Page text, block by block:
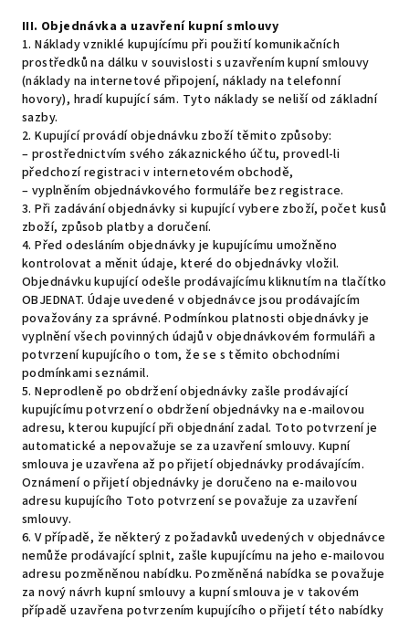
III. Objednávka a uzavření kupní smlouvy
1. Náklady vzniklé kupujícímu při použití komunikačních
prostředků na dálku v souvislosti s uzavřením kupní smlouvy
(náklady na internetové připojení, náklady na telefonní
hovory), hradí kupující sám. Tyto náklady se neliší od základní
sazby.
2. Kupující provádí objednávku zboží těmito způsoby:
– prostřednictvím svého zákaznického účtu, provedl-li
předchozí registraci v internetovém obchodě,
– vyplněním objednávkového formuláře bez registrace.
3. Při zadávání objednávky si kupující vybere zboží, počet kusů
zboží, způsob platby a doručení.
4. Před odesláním objednávky je kupujícímu umožněno
kontrolovat a měnit údaje, které do objednávky vložil.
Objednávku kupující odešle prodávajícímu kliknutím na tlačítko
OBJEDNAT. Údaje uvedené v objednávce jsou prodávajícím
považovány za správné. Podmínkou platnosti objednávky je
vyplnění všech povinných údajů v objednávkovém formuláři a
potvrzení kupujícího o tom, že se s těmito obchodními
podmínkami seznámil.
5. Neprodleně po obdržení objednávky zašle prodávající
kupujícímu potvrzení o obdržení objednávky na e-mailovou
adresu, kterou kupující při objednání zadal. Toto potvrzení je
automatické a nepovažuje se za uzavření smlouvy. Kupní
smlouva je uzavřena až po přijetí objednávky prodávajícím.
Oznámení o přijetí objednávky je doručeno na e-mailovou
adresu kupujícího Toto potvrzení se považuje za uzavření
smlouvy.
6. V případě, že některý z požadavků uvedených v objednávce
nemůže prodávající splnit, zašle kupujícímu na jeho e-mailovou
adresu pozměněnou nabídku. Pozměněná nabídka se považuje
za nový návrh kupní smlouvy a kupní smlouva je v takovém
případě uzavřena potvrzením kupujícího o přijetí této nabídky